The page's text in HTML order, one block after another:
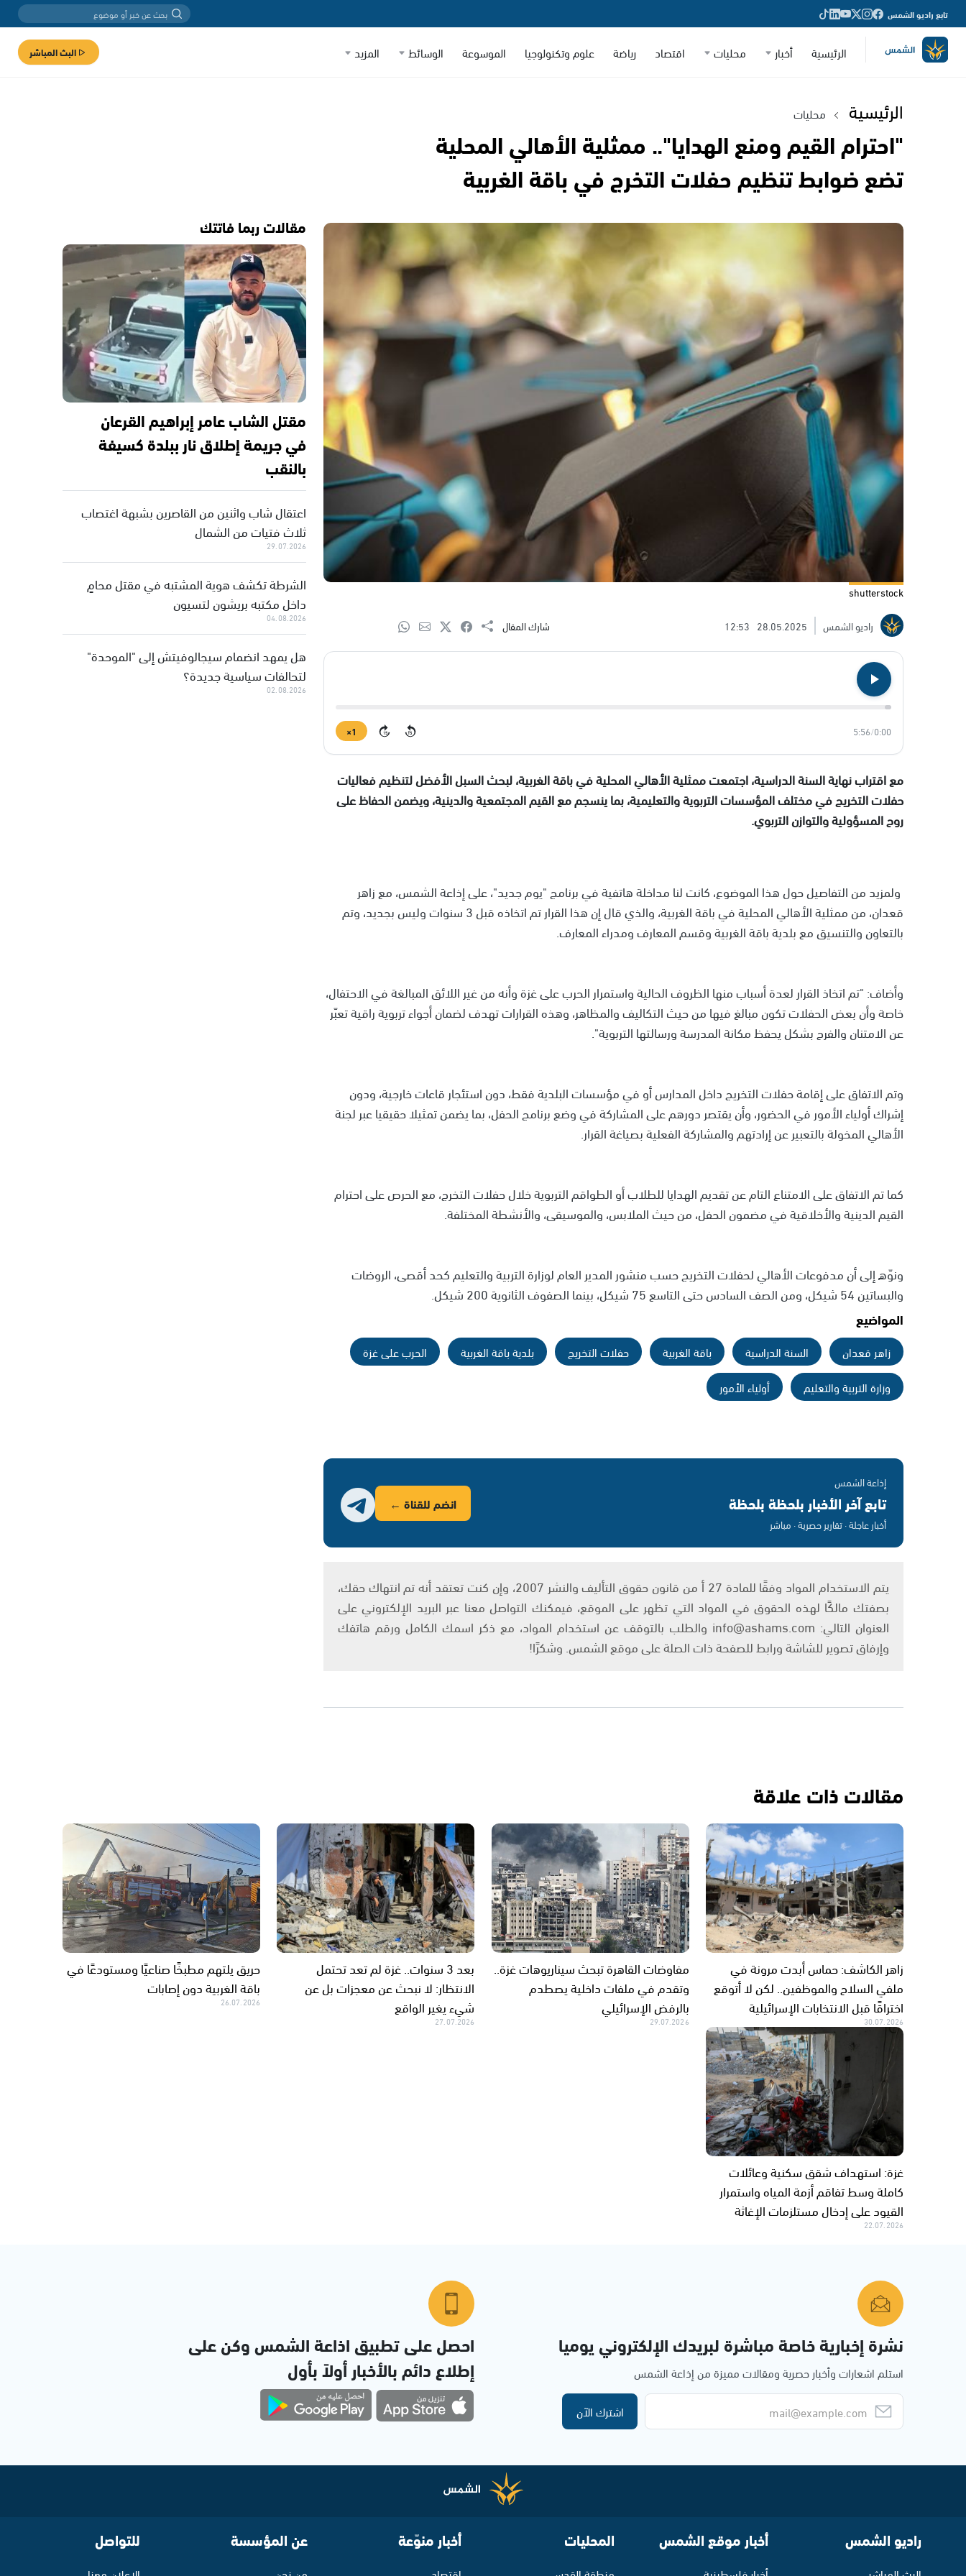
تابع راديو الشمس
الرئيسية أخبار محليات اقتصاد رياضة علوم وتكنولوجيا الموسوعة الوسائط المزيد البث المباشر
الرئيسية محليات
"احترام القيم ومنع الهدايا".. ممثلية الأهالي المحلية
تضع ضوابط تنظيم حفلات التخرج في باقة الغربية
shutterstock
راديو الشمس
28.05.2025
12:53 شارك المقال
0:00
/
5:56
15
15
1×
مع اقتراب نهاية السنة الدراسية، اجتمعت ممثلية الأهالي المحلية في باقة الغربية، لبحث السبل الأفضل لتنظيم فعاليات
حفلات التخريج في مختلف المؤسسات التربوية والتعليمية، بما ينسجم مع القيم المجتمعية والدينية، ويضمن الحفاظ على
روح المسؤولية والتوازن التربوي.
ولمزيد من التفاصيل حول هذا الموضوع، كانت لنا مداخلة هاتفية في برنامج "يوم جديد"، على إذاعة الشمس، مع زاهر
قعدان، من ممثلية الأهالي المحلية في باقة الغربية، والذي قال إن هذا القرار تم اتخاذه قبل 3 سنوات وليس بجديد، وتم
بالتعاون والتنسيق مع بلدية باقة الغربية وقسم المعارف ومدراء المعارف.
وأضاف: "تم اتخاذ القرار لعدة أسباب منها الظروف الحالية واستمرار الحرب على غزة وأنه من غير اللائق المبالغة في الاحتفال،
خاصة وأن بعض الحفلات تكون مبالغ فيها من حيث التكاليف والمظاهر، وهذه القرارات تهدف لضمان أجواء تربوية راقية تعبّر
عن الامتنان والفرح بشكل يحفظ مكانة المدرسة ورسالتها التربوية".
وتم الاتفاق على إقامة حفلات التخريج داخل المدارس أو في مؤسسات البلدية فقط، دون استئجار قاعات خارجية، ودون
إشراك أولياء الأمور في الحضور، وأن يقتصر دورهم على المشاركة في وضع برنامج الحفل، بما يضمن تمثيلا حقيقيا عبر لجنة
الأهالي المخولة بالتعبير عن إرادتهم والمشاركة الفعلية بصياغة القرار.
كما تم الاتفاق على الامتناع التام عن تقديم الهدايا للطلاب أو الطواقم التربوية خلال حفلات التخرج، مع الحرص على احترام
القيم الدينية والأخلاقية في مضمون الحفل، من حيث الملابس، والموسيقى، والأنشطة المختلفة.
ونوّه إلى أن مدفوعات الأهالي لحفلات التخريج حسب منشور المدير العام لوزارة التربية والتعليم كحد أقصى، الروضات
والبساتين 54 شيكل، ومن الصف السادس حتى التاسع 75 شيكل، بينما الصفوف الثانوية 200 شيكل.
المواضيع
زاهر قعدان السنة الدراسية باقة الغربية حفلات التخريج بلدية باقة الغربية
الحرب على غزة
وزارة التربية والتعليم
أولياء الأمور
إذاعة الشمس
تابع آخر الأخبار بلحظة بلحظة
أخبار عاجلة · تقارير حصرية · مباشر
انضم للقناة ←
يتم الاستخدام المواد وفقًا للمادة 27 أ من قانون حقوق التأليف والنشر 2007، وإن كنت تعتقد أنه تم انتهاك حقك،
بصفتك مالكًا لهذه الحقوق في المواد التي تظهر على الموقع، فيمكنك التواصل معنا عبر البريد الإلكتروني على
العنوان التالي: info@ashams.com والطلب بالتوقف عن استخدام المواد، مع ذكر اسمك الكامل ورقم هاتفك
وإرفاق تصوير للشاشة ورابط للصفحة ذات الصلة على موقع الشمس. وشكرًا!
مقالات ربما فاتتك
مقتل الشاب عامر إبراهيم القرعان
في جريمة إطلاق نار ببلدة كسيفة
بالنقب
اعتقال شاب واثنين من القاصرين بشبهة اغتصاب
ثلاث فتيات من الشمال
29.07.2026
الشرطة تكشف هوية المشتبه في مقتل محامٍ
داخل مكتبه بريشون لتسيون
04.08.2026
هل يمهد انضمام سيجالوفيتش إلى "الموحدة"
لتحالفات سياسية جديدة؟
02.08.2026
مقالات ذات علاقة
زاهر الكاشف: حماس أبدت مرونة في
ملفي السلاح والموظفين.. لكن لا أتوقع
اختراقًا قبل الانتخابات الإسرائيلية
30.07.2026
مفاوضات القاهرة تبحث سيناريوهات غزة..
وتقدم في ملفات داخلية يصطدم
بالرفض الإسرائيلي
29.07.2026
بعد 3 سنوات.. غزة لم تعد تحتمل
الانتظار: لا نبحث عن معجزات بل عن
شيء يغير الواقع
27.07.2026
حريق يلتهم مطبخًا صناعيًا ومستودعًا في
باقة الغربية دون إصابات
26.07.2026
غزة: استهداف شقق سكنية وعائلات
كاملة وسط تفاقم أزمة المياه واستمرار
القيود على إدخال مستلزمات الإغاثة
22.07.2026
نشرة إخبارية خاصة مباشرة لبريدك الإلكتروني يوميا
استلم اشعارات وأخبار حصرية ومقالات مميزة من إذاعة الشمس
اشترك الآن
احصل على تطبيق اذاعة الشمس وكن على
إطلاع دائم بالأخبار أولاً بأول
راديو الشمس أخبار موقع الشمس المحليات أخبار منوّعة عن المؤسسة للتواصل